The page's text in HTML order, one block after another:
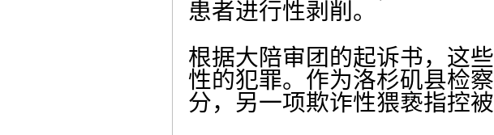
患者进行性剥削。
根据大陪审团的起诉书，这
性的犯罪。作为洛杉矶县检
分，另一项欺诈性猥亵指控被